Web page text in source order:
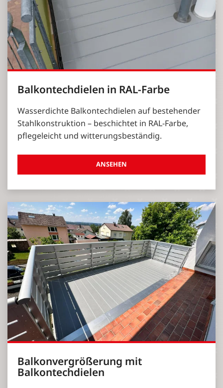
Balkontechdielen in RAL-Farbe
Wasserdichte Balkontechdielen auf bestehender
Stahlkonstruktion – beschichtet in RAL-Farbe,
pflegeleicht und witterungsbeständig.
ANSEHEN
Balkonvergrößerung mit
Balkontechdielen